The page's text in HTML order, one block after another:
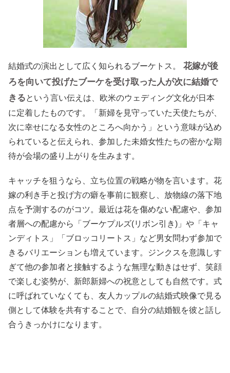
結婚式の演出として広く知られるブーケトス。
花嫁が後
ろを向いて投げたブーケを受け取った人が次に結婚で
きるという言い伝えは、欧米のウェディング文化が日本
に定着したものです。「新婦を見守っていた天使たちが、
次に幸せになる女性のところへ向かう」という意味が込め
られていると伝えられ、参加した未婚女性たちの密かな期
待が会場の盛り上がりを生みます。
キャッチを狙うなら、立ち位置の戦略が物を言います。花
嫁の利き手と投げ方の癖を事前に観察し、放物線の落下地
点を予測するのがコツ。最近は花を傷めない配慮や、参加
者層への配慮から「ブーケプルズ(リボン引き)」や「キャ
ンディトス」「ブロッコリートス」など男女問わず参加で
きるバリエーションも増えています。ジンクスを意識しす
ぎて他の参加者と接触するような無理な動きはせず、笑顔
で楽しむ姿勢が、新郎新婦への祝意としても自然です。式
に呼ばれていなくても、友人カップルの結婚式映像で見る
側として体験を共有することで、自分の結婚観を彼と話し
合うきっかけになります。